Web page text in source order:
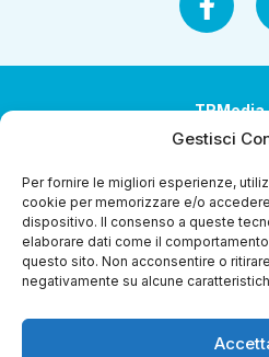
Gestisci
Per fornire le migliori esperienze,
cookie per memorizzare e/o
dispositivo. Il consenso a queste
elaborare dati come il
questo sito. Non acconsentire o
negativamente su alcune
TRMedia
Società a
Società sottoposta ad
coordinamento da parte di
Sede legale: via Ragazzi del ’99
(RE)
Capitale sociale €